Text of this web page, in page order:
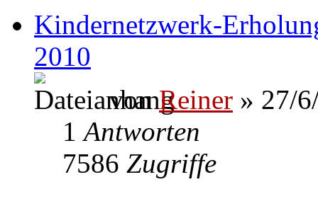
Kindernetzwerk-
2010
vonReiner » 27/
1Antworten
7586 Zugriffe